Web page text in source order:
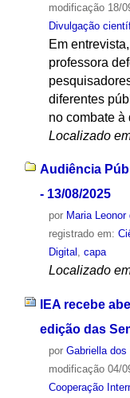
modificação18/
Divulgação
Em
professora
diferentes
no combate à
Localizado
Audiência
- 13/08/2025
por Maria
registrado em:
Digital , capa
Localizado
IEA recebe
edição das
por Gabriella dos
modificação04/
Cooperação